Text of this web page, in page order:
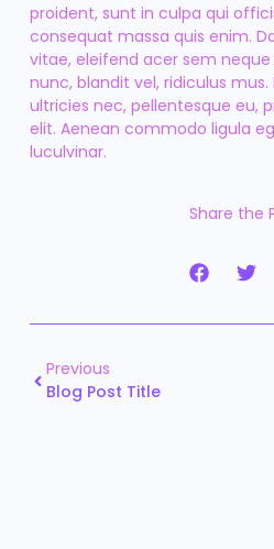
proident, sunt in culpa qui
consequat massa quis enim.
vitae, eleifend acer sem
nunc, blandit vel, ridiculus
ultricies nec, pellentesque eu,
elit. Aenean commodo ligula
luculvinar.
Share the
Previous
Blog Post Title